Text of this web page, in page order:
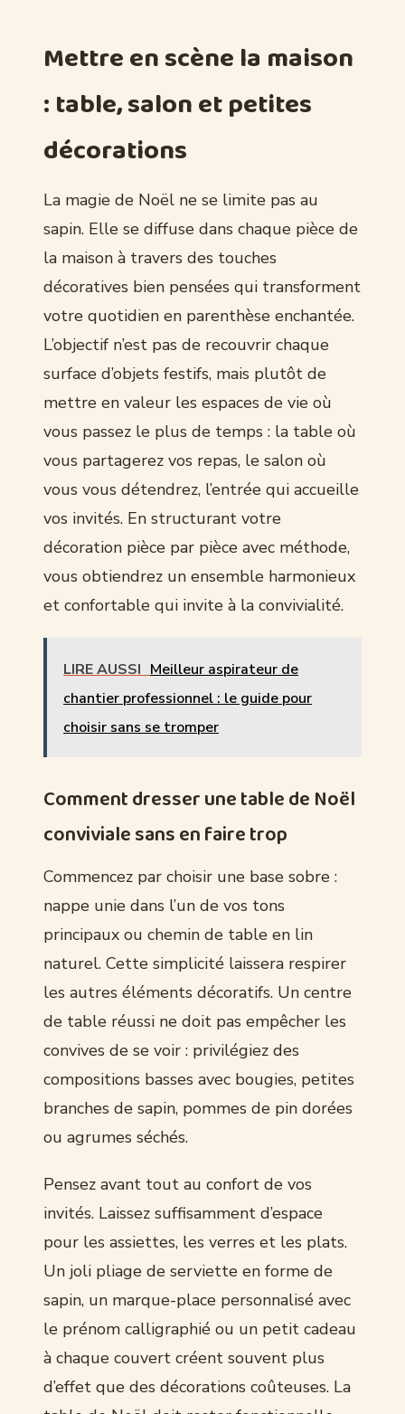
Mettre en scène la maison
: table, salon et petites
décorations
La magie de Noël ne se limite pas au
sapin. Elle se diffuse dans chaque pièce de
la maison à travers des touches
décoratives bien pensées qui transforment
votre quotidien en parenthèse enchantée.
L’objectif n’est pas de recouvrir chaque
surface d’objets festifs, mais plutôt de
mettre en valeur les espaces de vie où
vous passez le plus de temps : la table où
vous partagerez vos repas, le salon où
vous vous détendrez, l’entrée qui accueille
vos invités. En structurant votre
décoration pièce par pièce avec méthode,
vous obtiendrez un ensemble harmonieux
et confortable qui invite à la convivialité.
LIRE AUSSI Meilleur aspirateur de
chantier professionnel : le guide pour
choisir sans se tromper
Comment dresser une table de Noël
conviviale sans en faire trop
Commencez par choisir une base sobre :
nappe unie dans l’un de vos tons
principaux ou chemin de table en lin
naturel. Cette simplicité laissera respirer
les autres éléments décoratifs. Un centre
de table réussi ne doit pas empêcher les
convives de se voir : privilégiez des
compositions basses avec bougies, petites
branches de sapin, pommes de pin dorées
ou agrumes séchés.
Pensez avant tout au confort de vos
invités. Laissez suffisamment d’espace
pour les assiettes, les verres et les plats.
Un joli pliage de serviette en forme de
sapin, un marque-place personnalisé avec
le prénom calligraphié ou un petit cadeau
à chaque couvert créent souvent plus
d’effet que des décorations coûteuses. La